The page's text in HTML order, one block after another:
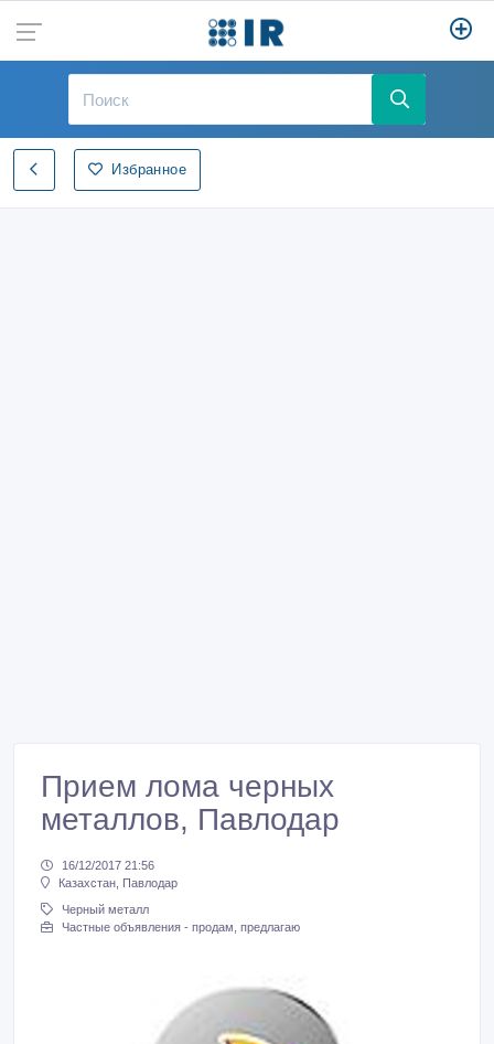
Избранное
Прием лома черных
металлов, Павлодар
16/12/2017 21:56
Казахстан, Павлодар
Черный металл
Частные объявления - продам, предлагаю